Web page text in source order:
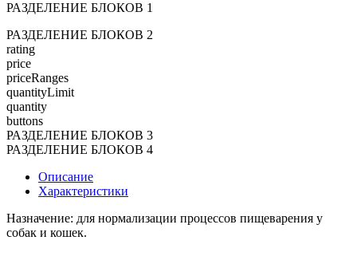
РАЗДЕЛЕНИЕ БЛОКОВ 1
РАЗДЕЛЕНИЕ БЛОКОВ 2
rating
price
priceRanges
quantityLimit
quantity
buttons
РАЗДЕЛЕНИЕ БЛОКОВ 3
РАЗДЕЛЕНИЕ БЛОКОВ 4
Описание
Характеристики
Назначение: для нормализации процессов пищеварения у
собак и кошек.